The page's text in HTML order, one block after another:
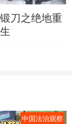
锻刀之绝地重
生
中国法治观察